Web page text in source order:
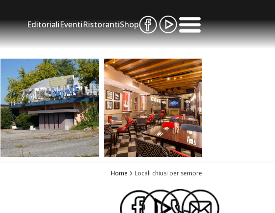
EditorialiEventiRistorantiShop
Home Locali chiusi per sempre